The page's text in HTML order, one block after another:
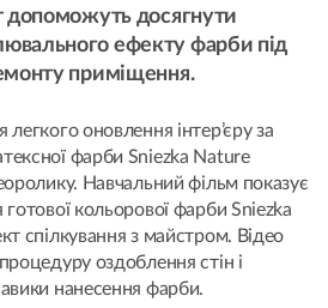
допоможуть досягнути
ефекту фарби під
приміщення.
оновлення інтер’єру за
фарби Sniezka Nature
Навчальний фільм показує
готової кольорової фарби Sniezka
спілкування з майстром. Відео
оздоблення стін і
нанесення фарби.